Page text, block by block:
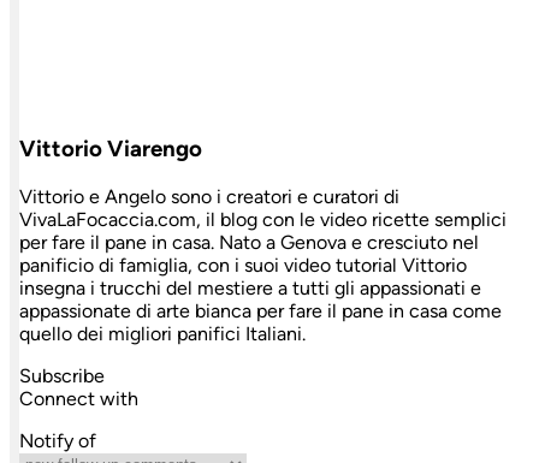
Vittorio Viarengo
Vittorio e Angelo sono i creatori e curatori di
VivaLaFocaccia.com, il blog con le video ricette semplici
per fare il pane in casa. Nato a Genova e cresciuto nel
panificio di famiglia, con i suoi video tutorial Vittorio
insegna i trucchi del mestiere a tutti gli appassionati e
appassionate di arte bianca per fare il pane in casa come
quello dei migliori panifici Italiani.
Subscribe
Connect with
Notify of